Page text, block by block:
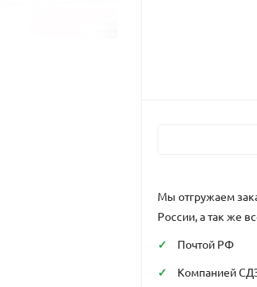
Мы отгружаем
России, а так же
Почтой РФ
Компанией